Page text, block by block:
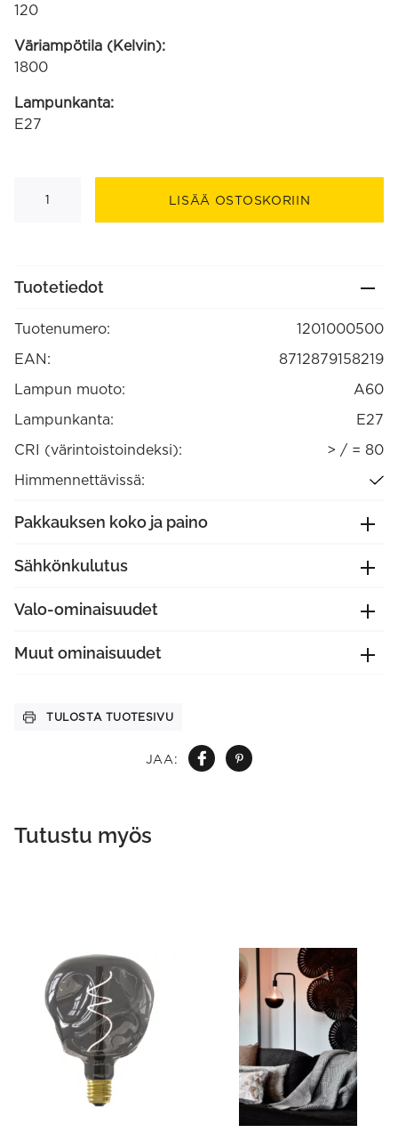
JAA:
120
Väriampötila (Kelvin):
1800
Lampunkanta:
E27
lasikuitu
120lm
himmennettävä
LISÄÄ OSTOSKORIIN
Tuotetiedot
Tuotenumero:
1201000500
EAN:
8712879158219
Lampun muoto:
A60
Lampunkanta:
E27
CRI (värintoistoindeksi):
> / = 80
Himmennettävissä:
Pakkauksen koko ja paino
Sähkönkulutus
Valo-ominaisuudet
Muut ominaisuudet
TULOSTA TUOTESIVU
Tutustu myös